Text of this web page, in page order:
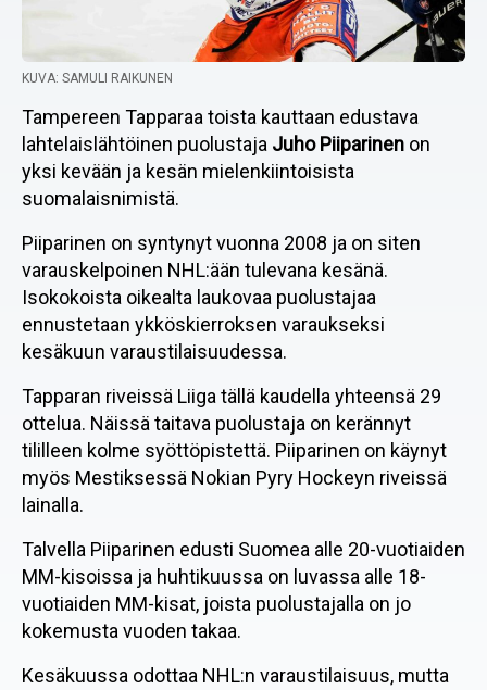
KUVA: SAMULI RAIKUNEN
Tampereen Tapparaa toista kauttaan edustava
lahtelaislähtöinen puolustaja Juho Piiparinen on
yksi kevään ja kesän mielenkiintoisista
suomalaisnimistä.
Piiparinen on syntynyt vuonna 2008 ja on siten
varauskelpoinen NHL:ään tulevana kesänä.
Isokokoista oikealta laukovaa puolustajaa
ennustetaan ykköskierroksen varaukseksi
kesäkuun varaustilaisuudessa.
Tapparan riveissä Liiga tällä kaudella yhteensä 29
ottelua. Näissä taitava puolustaja on kerännyt
tililleen kolme syöttöpistettä. Piiparinen on käynyt
myös Mestiksessä Nokian Pyry Hockeyn riveissä
lainalla.
Talvella Piiparinen edusti Suomea alle 20-vuotiaiden
MM-kisoissa ja huhtikuussa on luvassa alle 18-
vuotiaiden MM-kisat, joista puolustajalla on jo
kokemusta vuoden takaa.
Kesäkuussa odottaa NHL:n varaustilaisuus, mutta